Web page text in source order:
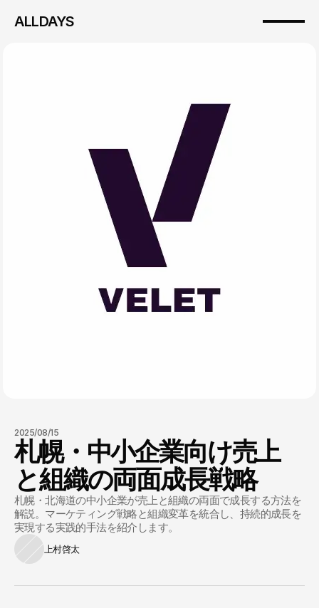
ALLDAYS
2025/08/15
札幌・中小企業向け売上
と組織の両面成長戦略
札幌・北海道の中小企業が売上と組織の両面で成長する方法を
解説。マーケティング戦略と組織変革を統合し、持続的成長を
実現する実践的手法を紹介します。
上村啓太